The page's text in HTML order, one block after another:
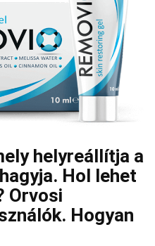
helyreállítja a
Hol lehet
Orvosi
Hogyan